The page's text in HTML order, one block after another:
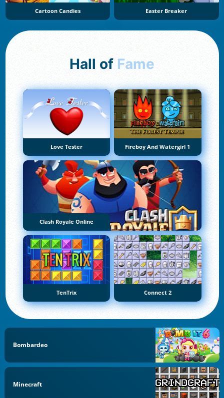
Cartoon Candies Easter Breaker
Hall of Fame
Love Tester Fireboy And Watergirl 1
Clash Royale Online
TenTrix Connect 2
Bombardeo
Minecraft